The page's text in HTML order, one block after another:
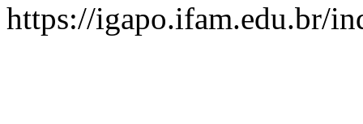
https://igapo.ifam.edu.br/